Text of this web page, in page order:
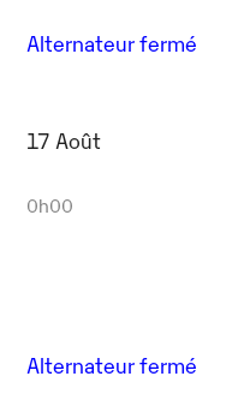
Alternateur fermé
17 Août
0h00
Alternateur fermé